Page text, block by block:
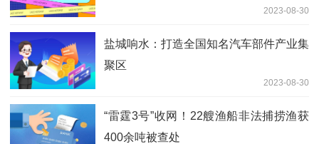
2023-08-30
盐城响水：打造全国知名汽车部件产业集
聚区
2023-08-30
“雷霆3号”收网！22艘渔船非法捕捞渔获
400余吨被查处